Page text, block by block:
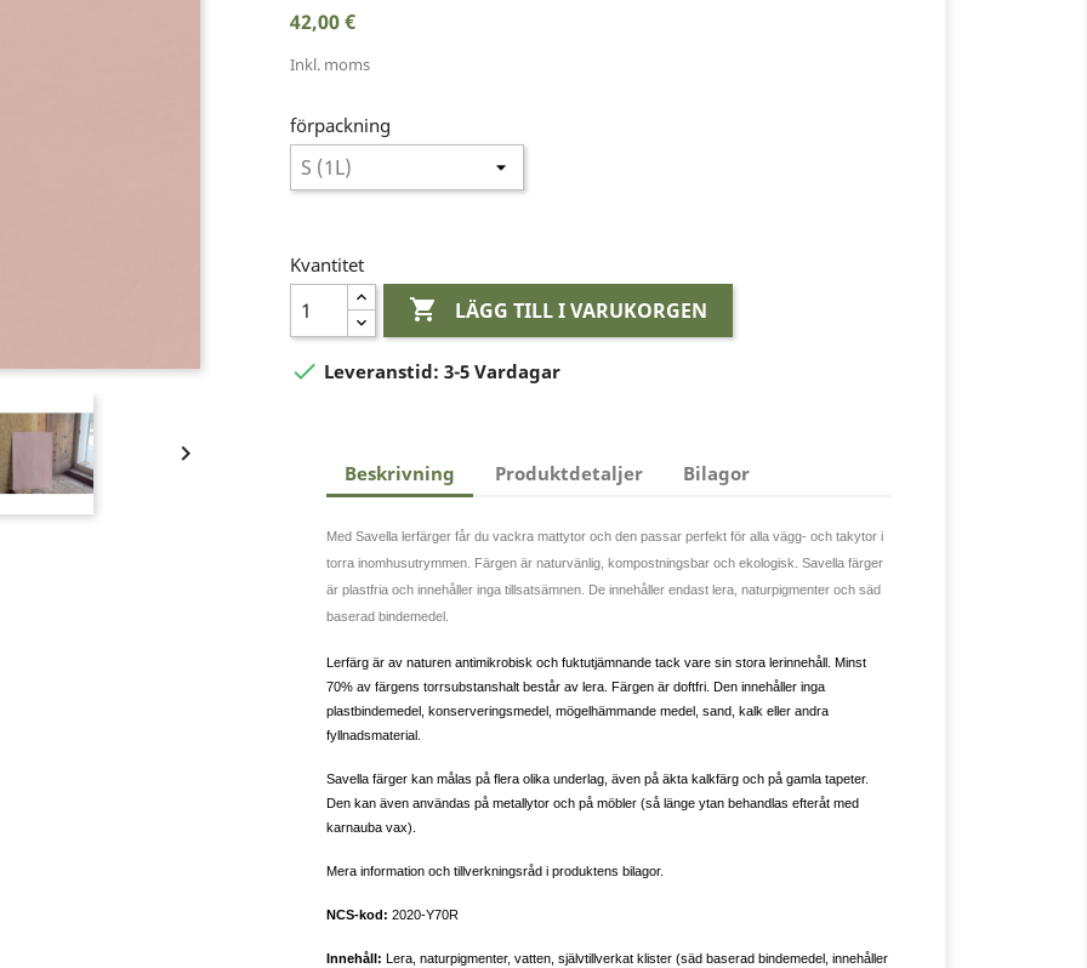

42,00 €
Inkl. moms
förpackning
Kvantitet
 LÄGG TILL I VARUKORGEN
 Leveranstid: 3-5 Vardagar
Beskrivning Produktdetaljer Bilagor
Med Savella lerfärger får du vackra mattytor och den passar perfekt för alla vägg- och takytor i
torra inomhusutrymmen. Färgen är naturvänlig, kompostningsbar och ekologisk. Savella färger
är plastfria och innehåller inga tillsatsämnen. De innehåller endast lera, naturpigmenter och säd
baserad bindemedel.
Lerfärg är av naturen antimikrobisk och fuktutjämnande tack vare sin stora lerinnehåll. Minst
70% av färgens torrsubstanshalt består av lera. Färgen är doftfri. Den innehåller inga
plastbindemedel, konserveringsmedel, mögelhämmande medel, sand, kalk eller andra
fyllnadsmaterial.
Savella färger kan målas på flera olika underlag, även på äkta kalkfärg och på gamla tapeter.
Den kan även användas på metallytor och på möbler (så länge ytan behandlas efteråt med
karnauba vax).
Mera information och tillverkningsråd i produktens bilagor.
NCS-kod: 2020-Y70R
Innehåll: Lera, naturpigmenter, vatten, självtillverkat klister (säd baserad bindemedel, innehåller